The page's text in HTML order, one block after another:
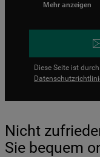
Mehr anzeigen
Diese Seite ist
Nicht
Sie bequem